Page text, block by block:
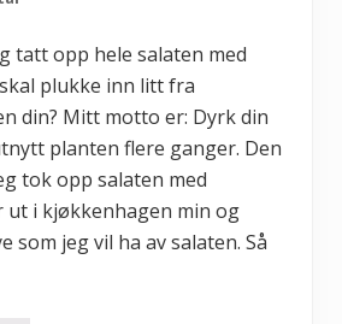
tatt opp hele salaten med
plukke inn litt fra
din? Mitt motto er: Dyrk din
planten flere ganger. Den
tok opp salaten med
ut i kjøkkenhagen min og
som jeg vil ha av salaten. Så